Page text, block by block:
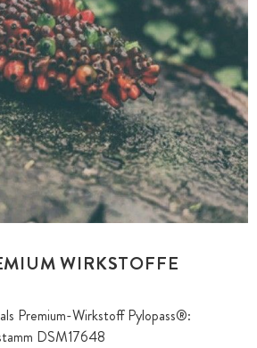
WIRKSTOFFE
Premium-Wirkstoff Pylopass®:
DSM17648